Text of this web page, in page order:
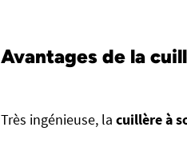
Avantages de la
Très ingénieuse, la cuillère à